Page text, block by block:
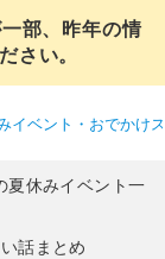
部、昨年の情
さい。
イベント・おでかけ
休みイベント一
話まとめ